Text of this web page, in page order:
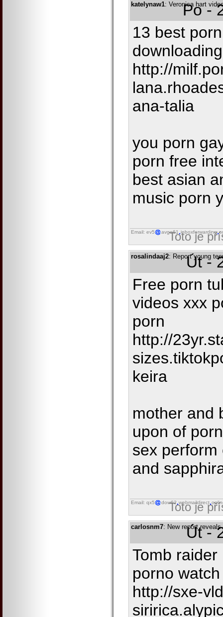
katelynaw1: Veronica hart
Po -
13 best
http://
ana-talia
you porn
porn free
best asian
music porn
Email: ev5 avgo61 inboxforwarding
Toto je
rosalindaaj2: Report young
Út -
Free porn
videos xxx
porn
http://
keira
mother and
upon of
sex perform
and
Email: qx5 dow62 webmaildirect
Toto je
carlosnm7: New reportÚt -
Tomb
porno
http://sxe-